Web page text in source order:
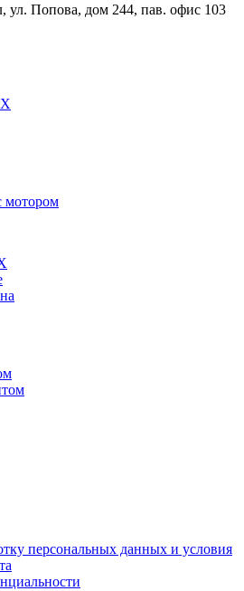
ул. Попова, дом 244, пав. офис 103
мотором
персональных данных и условия